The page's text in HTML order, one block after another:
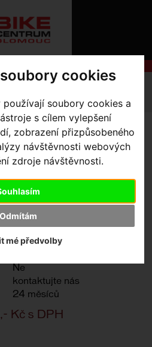
cookies
soubory cookies a
s cílem vylepšení
zobrazení přizpůsobeného
návštěvnosti webových
zdroje návštěvnosti.
Odmítám
mé předvolby
NÁS
NÁKUPU
SLUŽBY
REGISTRACE
Pláště
GRID 2Bliss Ready
GRID
- Black 26 x
Specialized
Ne
kontaktujte nás
24 měsíců
,- Kč s DPH